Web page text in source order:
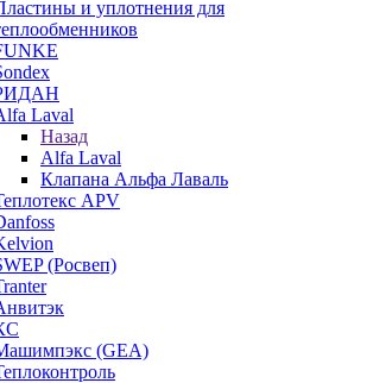
и уплотнения для
Laval
Назад
Alfa Laval
Клапана Альфа Лаваль
APV
(Росвеп)
(GEA)